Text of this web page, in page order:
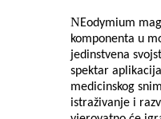
NEodymium
komponenta u
jedinstvena
spektar
medicinskog
istraživanje i